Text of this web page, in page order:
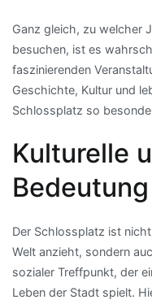
Ganz gleich, zu welcher
besuchen, ist es
faszinierenden
Geschichte, Kultur und
Schlossplatz so
Kulturelle
Der Schlossplatz ist
Welt anzieht, sondern
sozialer Treffpunkt, der
Leben der Stadt spielt.